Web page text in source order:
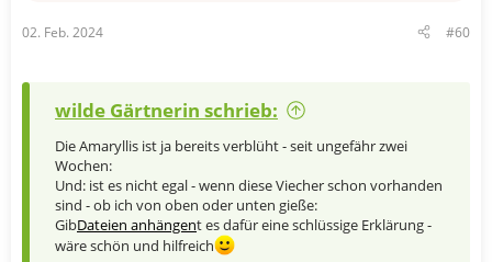
02. Feb. 2024 #60
wilde Gärtnerin schrieb:
Die Amaryllis ist ja bereits verblüht - seit ungefähr zwei
Wochen:
Und: ist es nicht egal - wenn diese Viecher schon vorhanden
sind - ob ich von oben oder unten gieße:
GibDateien anhängent es dafür eine schlüssige Erklärung -
wäre schön und hilfreich